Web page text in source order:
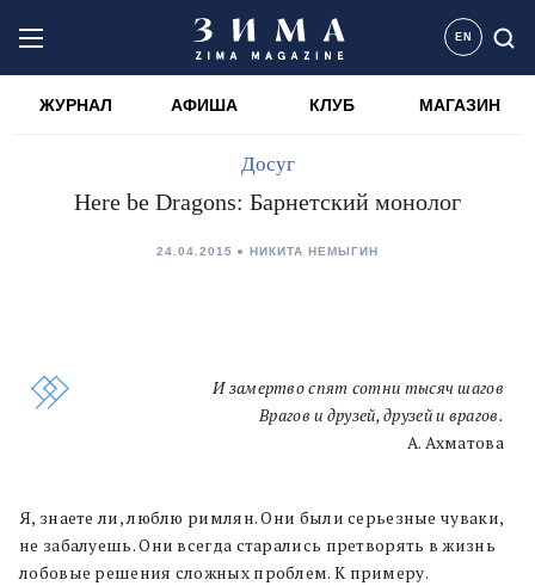
EN
ЖУРНАЛ АФИША КЛУБ МАГАЗИН
Досуг
Here be Dragons: Барнетский монолог
24.04.2015 НИКИТА НЕМЫГИН
И замертво спят сотни тысяч шагов
Врагов и друзей, друзей и врагов.
А. Ахматова
Я, знаете ли, люблю римлян. Они были серьезные чуваки,
не забалуешь. Они всегда старались претворять в жизнь
лобовые решения сложных проблем. К примеру.